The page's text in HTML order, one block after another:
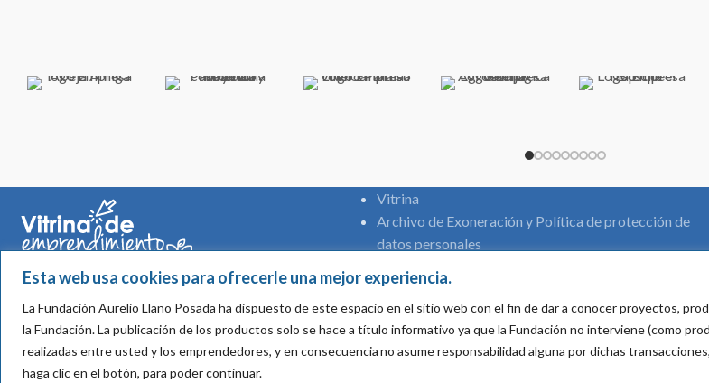
Esta web usa cookies para ofrecerle una mejor experiencia.
La Fundación Aurelio Llano Posada ha dispuesto de este espacio en el sitio web con el fin de dar a conocer proyectos,
la Fundación.La publicación de los productos solo se hace a título informativo ya que la Fundación no interviene (como
realizadas entre usted y los emprendedores, y en consecuenciano asume responsabilidad alguna por dichas
haga clic en el botón, para poder continuar.
Calle 5A #39 -194 Of. 401 Torre Diners Club - Medellín,
Colombia
Teléfono: (57) +4 316 4400
Vitrina
Archivo de Exoneración y Política de protección de
datos personales